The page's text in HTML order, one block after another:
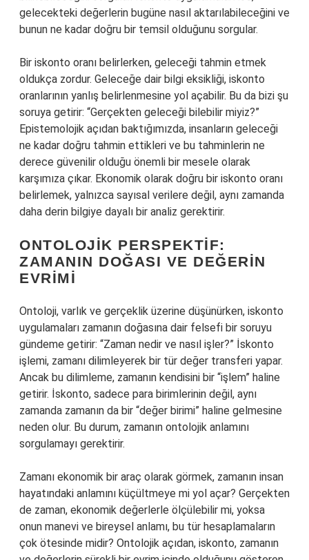
gelecekteki değerlerin bugüne nasıl aktarılabileceğini ve
bunun ne kadar doğru bir temsil olduğunu sorgular.
Bir iskonto oranı belirlerken, geleceği tahmin etmek
oldukça zordur. Geleceğe dair bilgi eksikliği, iskonto
oranlarının yanlış belirlenmesine yol açabilir. Bu da bizi şu
soruya getirir: “Gerçekten geleceği bilebilir miyiz?”
Epistemolojik açıdan baktığımızda, insanların geleceği
ne kadar doğru tahmin ettikleri ve bu tahminlerin ne
derece güvenilir olduğu önemli bir mesele olarak
karşımıza çıkar. Ekonomik olarak doğru bir iskonto oranı
belirlemek, yalnızca sayısal verilere değil, aynı zamanda
daha derin bilgiye dayalı bir analiz gerektirir.
ONTOLOJIK PERSPEKTIF:
ZAMANIN DOĞASI VE DEĞERIN
EVRIMI
Ontoloji, varlık ve gerçeklik üzerine düşünürken, iskonto
uygulamaları zamanın doğasına dair felsefi bir soruyu
gündeme getirir: “Zaman nedir ve nasıl işler?” İskonto
işlemi, zamanı dilimleyerek bir tür değer transferi yapar.
Ancak bu dilimleme, zamanın kendisini bir “işlem” haline
getirir. İskonto, sadece para birimlerinin değil, aynı
zamanda zamanın da bir “değer birimi” haline gelmesine
neden olur. Bu durum, zamanın ontolojik anlamını
sorgulamayı gerektirir.
Zamanı ekonomik bir araç olarak görmek, zamanın insan
hayatındaki anlamını küçültmeye mi yol açar? Gerçekten
de zaman, ekonomik değerlerle ölçülebilir mi, yoksa
onun manevi ve bireysel anlamı, bu tür hesaplamaların
çok ötesinde midir? Ontolojik açıdan, iskonto, zamanın